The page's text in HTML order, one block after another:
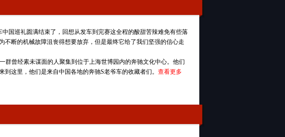
印象特别深的，
前的老车直接上来
果能够再重回小时
个东西，你认可这
中国巡礼圆满结束了，回想从发车到完赛这全程的酸甜苦辣难免有些落
断的机械故障沮丧得想要放弃，但是最终它给了我们坚强的信心走
群曾经素未谋面的人聚集到位于上海世博园内的奔驰文化中心。他们
这里，他们是来自中国各地的奔驰S老爷车的收藏者们。 查看更多